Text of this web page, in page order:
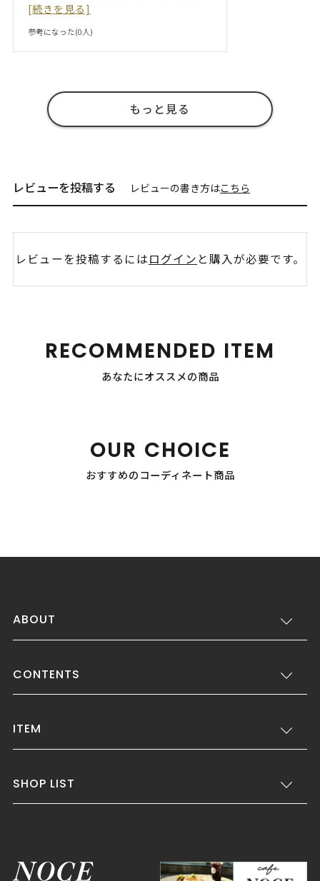
[続きを見る]
参考になった(0人)
もっと見る
レビューを投稿する レビューの書き方はこちら
レビューを投稿するにはログイン と購入が必要です。
RECOMMENDED ITEM
あなたにオススメの商品
OUR CHOICE
おすすめのコーディネート商品
ABOUT
CONTENTS
ITEM
SHOP LIST